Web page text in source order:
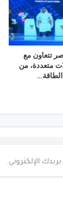
تتعاون مع
متعددة، من
الطاقة…
الإلكتروني.